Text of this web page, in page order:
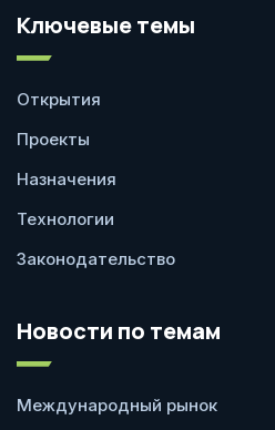
Ключевые темы
Открытия
Проекты
Назначения
Технологии
Законодательство
Новости по темам
Международный рынок